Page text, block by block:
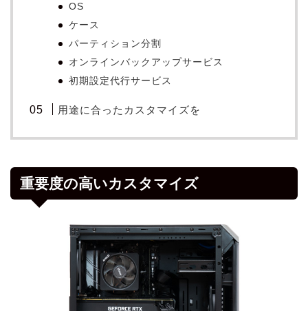
OS
ケース
パーティション分割
オンラインバックアップサービス
初期設定代行サービス
用途に合ったカスタマイズを
重要度の高いカスタマイズ